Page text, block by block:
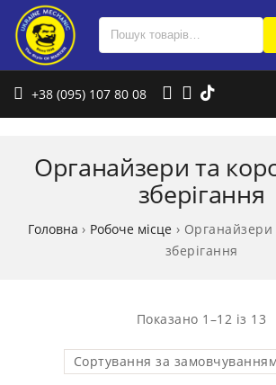
+38 (095) 107 80 08
Органайзери та
зберігання
Головна › Робоче місце › Органайзери
зберігання
Показано 1–12 із 13
Сортування за замовчуванням